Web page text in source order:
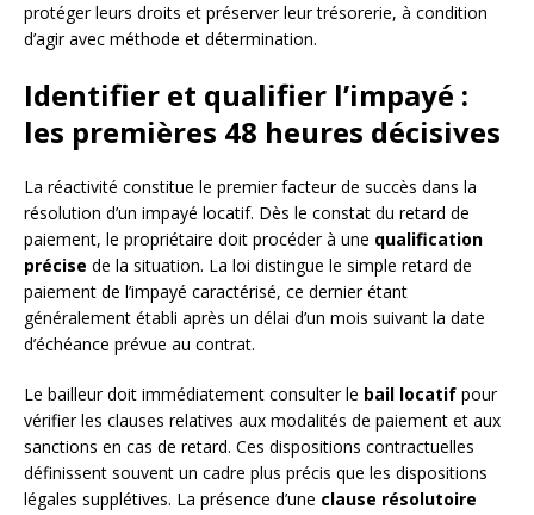
protéger leurs droits et préserver leur trésorerie, à condition
d’agir avec méthode et détermination.
Identifier et qualifier l’impayé :
les premières 48 heures décisives
La réactivité constitue le premier facteur de succès dans la
résolution d’un impayé locatif. Dès le constat du retard de
paiement, le propriétaire doit procéder à une qualification
précise de la situation. La loi distingue le simple retard de
paiement de l’impayé caractérisé, ce dernier étant
généralement établi après un délai d’un mois suivant la date
d’échéance prévue au contrat.
Le bailleur doit immédiatement consulter le bail locatif pour
vérifier les clauses relatives aux modalités de paiement et aux
sanctions en cas de retard. Ces dispositions contractuelles
définissent souvent un cadre plus précis que les dispositions
légales supplétives. La présence d’une clause résolutoire